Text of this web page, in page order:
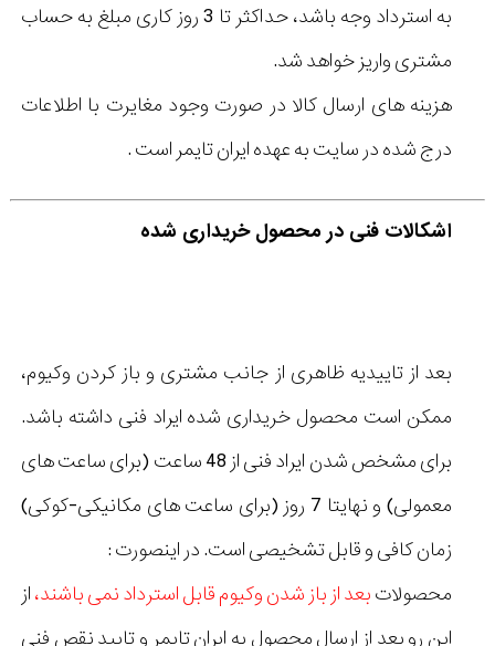
به استرداد وجه باشد، حداکثر تا 3 روز کاری مبلغ به حساب
مشتری واریز خواهد شد.
هزینه های ارسال کالا در صورت وجود مغایرت با اطلاعات
درج شده در سایت به عهده ایران تایمر است .
اشکالات فنی در محصول خریداری شده
بعد از تاییدیه ظاهری از جانب مشتری و باز کردن وکیوم،
ممکن است محصول خریداری شده ایراد فنی داشته باشد.
برای مشخص شدن ایراد فنی از 48 ساعت (برای ساعت های
معمولی) و نهایتا 7 روز (برای ساعت های مکانیکی-کوکی)
زمان کافی و قابل تشخیصی است. در اینصورت :
محصولاتبعد از باز شدن وکیوم قابل استرداد نمی باشند،از
این رو بعد از ارسال محصول به ایران تایمر و تایید نقص فنی